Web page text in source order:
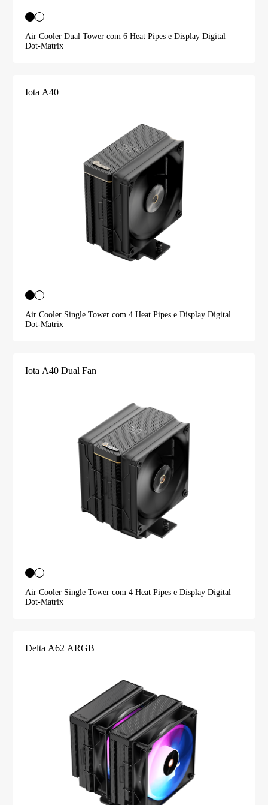
Air Cooler Dual Tower com 6 Heat Pipes e Display Digital
Dot-Matrix
Iota A40
Air Cooler Single Tower com 4 Heat Pipes e Display Digital
Dot-Matrix
Iota A40 Dual Fan
Air Cooler Single Tower com 4 Heat Pipes e Display Digital
Dot-Matrix
Delta A62 ARGB